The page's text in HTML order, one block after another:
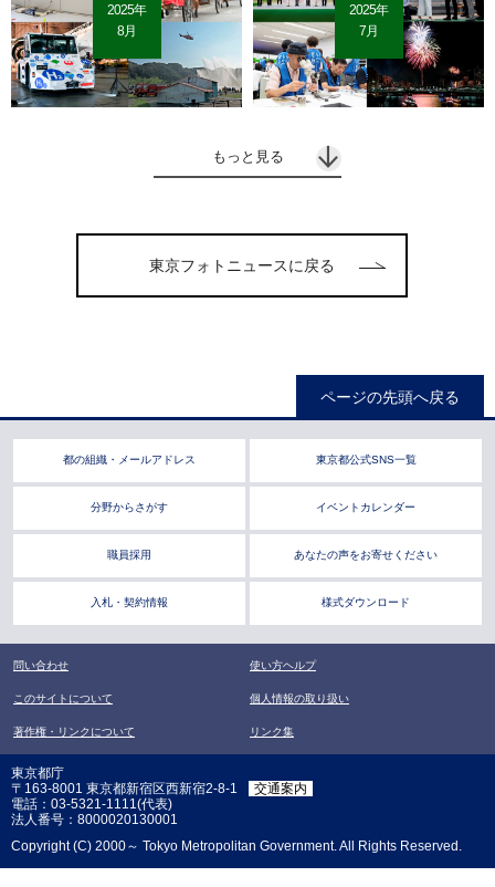
2025年
8月
2025年
7月
もっと見る
東京フォトニュースに戻る
ページの先頭へ戻る
都の組織・メールアドレス 東京都公式SNS一覧
分野からさがす イベントカレンダー
職員採用 あなたの声をお寄せください
入札・契約情報 様式ダウンロード
問い合わせ 使い方ヘルプ
このサイトについて 個人情報の取り扱い
著作権・リンクについて リンク集
東京都庁
〒163-8001 東京都新宿区西新宿2-8-1
交通案内
電話：03-5321-1111(代表)
法人番号：8000020130001
Copyright (C) 2000～ Tokyo Metropolitan Government. All Rights Reserved.